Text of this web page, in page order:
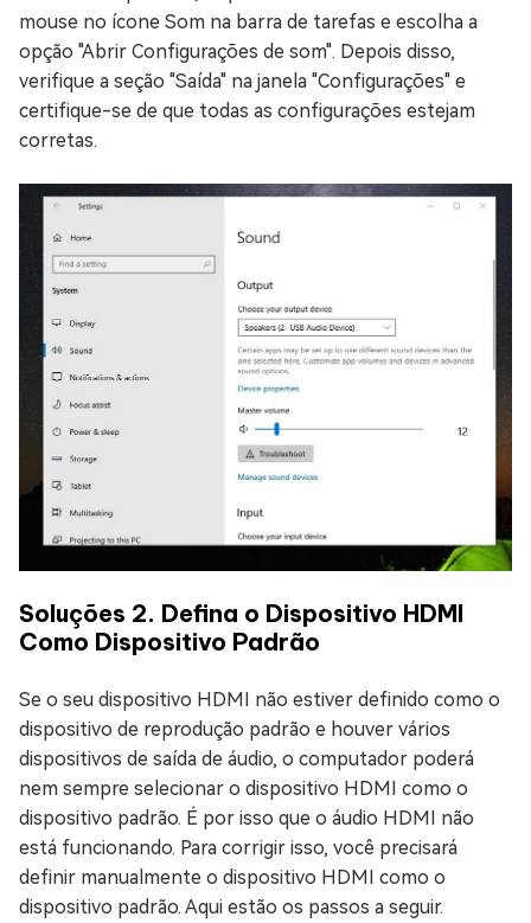
mouse no ícone Som na barra de tarefas e escolha a
opção "Abrir Configurações de som". Depois disso,
verifique a seção "Saída" na janela "Configurações" e
certifique-se de que todas as configurações estejam
corretas.
Soluções 2. Defina o Dispositivo HDMI
Como Dispositivo Padrão
Se o seu dispositivo HDMI não estiver definido como o
dispositivo de reprodução padrão e houver vários
dispositivos de saída de áudio, o computador poderá
nem sempre selecionar o dispositivo HDMI como o
dispositivo padrão. É por isso que o áudio HDMI não
está funcionando. Para corrigir isso, você precisará
definir manualmente o dispositivo HDMI como o
dispositivo padrão. Aqui estão os passos a seguir.